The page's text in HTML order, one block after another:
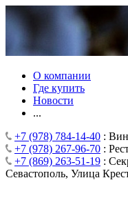
О компании
Где купить
Новости
...
+7 (978) 784-14-40 :
+7 (978) 267-96-70 :
+7 (869) 263-51-19 :
Севастополь, Улица